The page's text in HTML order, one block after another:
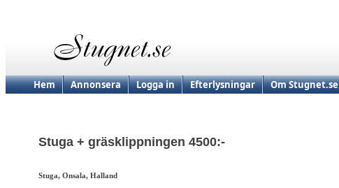
Hem Annonsera Logga in Efterlysningar Om Stugnet.se
Stuga + gräsklippningen 4500:-
Stuga, Onsala, Halland